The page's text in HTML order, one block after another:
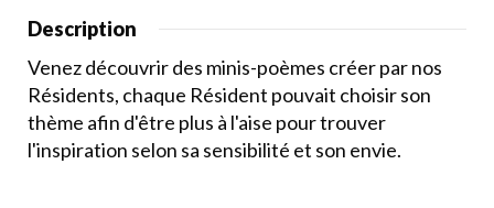
Description
Venez découvrir des minis-poèmes créer par nos
Résidents, chaque Résident pouvait choisir son
thème afin d'être plus à l'aise pour trouver
l'inspiration selon sa sensibilité et son envie.